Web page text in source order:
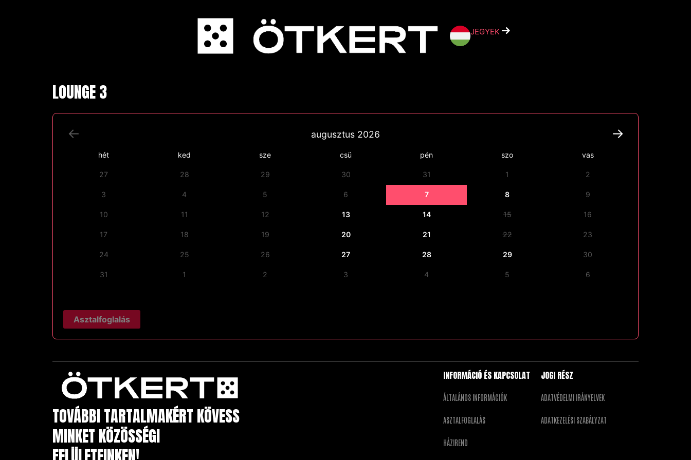
JEGYEK
LOUNGE 3
augusztus 2026
hét ked sze csü pén szo vas
27 28 29 30 31 1 2
3 4 5 6 7 8 9
10 11 12 13 14 15 16
17 18 19 20 21 22 23
24 25 26 27 28 29 30
31 1 2 3 4 5 6
Asztalfoglalás
TOVÁBBI TARTALMAKÉRT KÖVESS
MINKET KÖZÖSSÉGI
INFORMÁCIÓ ÉS KAPCSOLAT
ÁLTALÁNOS INFORMÁCIÓK
ASZTALFOGLALÁS
HÁZIREND
JOGI RÉSZ
ADATVÉDELMI IRÁNYELVEK
ADATKEZELÉSI SZABÁLYZAT